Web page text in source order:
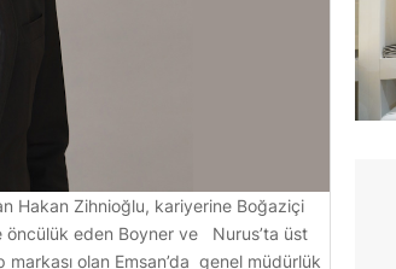
Hakan Zihnioğlu, kariyerine Boğaziçi
öncülük eden Boyner ve Nurus’ta üst
olan Emsan’da genel müdürlük